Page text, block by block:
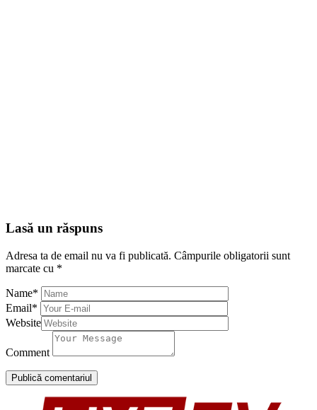
Lasă un răspuns
Adresa ta de email nu va fi publicată. Câmpurile obligatorii sunt
marcate cu *
Name*
Email*
Website
Comment